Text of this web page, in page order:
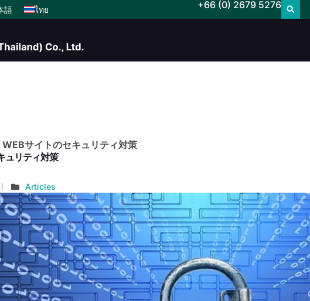
語 ไทย +66 (0) 2679 5276
WEBサイトのセキュリティ対策
ュリティ対策
Articles